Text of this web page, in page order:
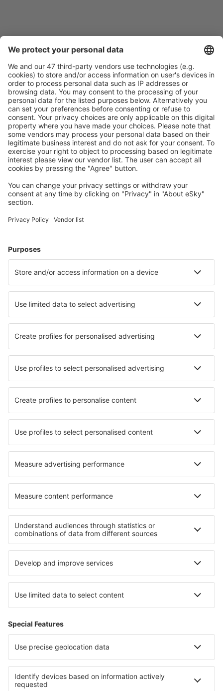
Caută rapid şi uşor
Ofertă adaptată aşteptărilor tale.
Planifică ȋn siguranţă
Rezervare fără griji cu opțiune gratuită de anulare.
Economiseşte mai mult
Prețuri atractive și oferte speciale pentru utilizatorii
conectați.
Alege din peste 1,3 mil. de opţiuni: hoteluri, cabane,
apartamente și altele.
Cazare în Italia - Orașe populare
Cazare în Roma Cazare în Palermo Cazare în Napoli
Cazare în Milano Cazare în Florenţa
Cazare în Viareggio Cazare în Bari
Cazare în Verona
Cele mai bune locuri de cazare - orașe
Cazare în Saint-Priest-Taurion Cazare în Yochi
Cazare în Dambagahamada Cazare în Dramalj
Cele mai bune locuri de cazare - regiuni
Cazare in Val Gardena Cazare in Lombardia
Cazare in Pejo Fonti Cazare in Val di Fassa
Cazare in Liguria Cazare in Thornybush Game Reserve
Cazare în St. Moritz Cazare în Bulgaria